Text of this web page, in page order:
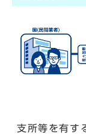
支所等を有す